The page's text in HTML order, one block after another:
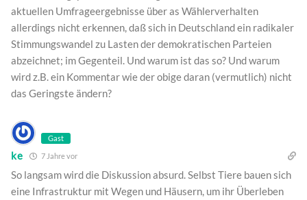
aktuellen Umfrageergebnisse über as Wählerverhalten
allerdings nicht erkennen, daß sich in Deutschland ein radikaler
Stimmungswandel zu Lasten der demokratischen Parteien
abzeichnet; im Gegenteil. Und warum ist das so? Und warum
wird z.B. ein Kommentar wie der obige daran (vermutlich) nicht
das Geringste ändern?
Gast
ke 7 Jahre vor
So langsam wird die Diskussion absurd. Selbst Tiere bauen sich
eine Infrastruktur mit Wegen und Häusern, um ihr Überleben